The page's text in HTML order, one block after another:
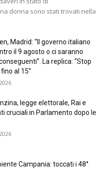
donna sono stati trovati nella
Madrid: “Il governo italiano
il 9 agosto o ci saranno
La replica: “Stop
al 15”
legge elettorale, Rai e
cruciali in Parlamento dopo le
Campania: toccati i 48°